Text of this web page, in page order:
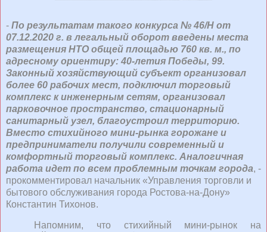
- По результатам такого конкурса № 46/Н от
07.12.2020 г. в легальный оборот введены места
размещения НТО общей площадью 760 кв. м., по
адресному ориентиру: 40-летия Победы, 99.
Законный хозяйствующий субъект организовал
более 60 рабочих мест, подключил торговый
комплекс к инженерным сетям, организовал
парковочное пространство, стационарный
санитарный узел, благоустроил территорию.
Вместо стихийного мини-рынка горожане и
предприниматели получили современный и
комфортный торговый комплекс. Аналогичная
работа идет по всем проблемным точкам города, -
прокомментировал начальник «Управления торговли и
бытового обслуживания города Ростова-на-Дону»
Константин Тихонов.
Напомним, что стихийный мини-рынок на